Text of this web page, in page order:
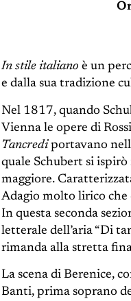
In stile italiano è un
e dalla sua tradizione
Nel 1817, quando
Vienna le opere di
Tancrediportavano
quale Schubert si
maggiore.
Adagio molto lirico che
In questa seconda
letterale dell’aria “Di
rimanda alla stretta
La scena di Berenice,
Banti, prima soprano